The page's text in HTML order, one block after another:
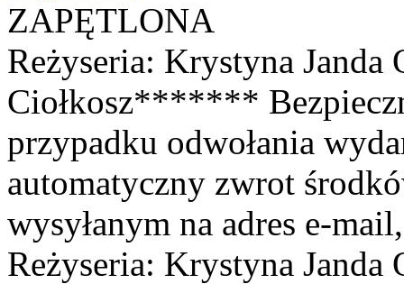
ZAPĘTLONA
Reżyseria: Krystyna Janda
Ciołkosz*******
przypadku odwołania
automatyczny zwrot
wysyłanym na adres e-
Reżyseria: Krystyna Janda